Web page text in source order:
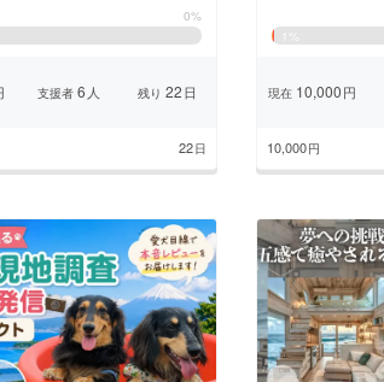
0%
支援者 6 人 残り 22日
22日
1
現在 10,000円
10,000円